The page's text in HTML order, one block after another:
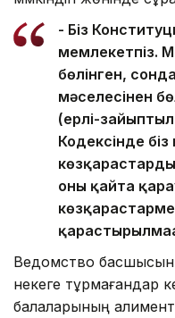
- Біз
мемлекетпіз.
бөлінген,
мәселесінен
(ерлі-
Кодексінде
оны қайта
Ведомство
некеге тұрмағандар
балаларының